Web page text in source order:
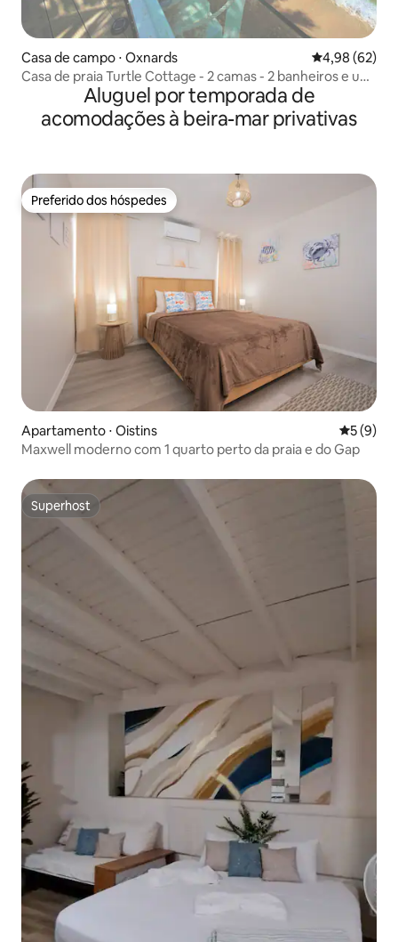
Casa de campo ⋅ Oxnards 4,98 de uma
4,98 (62)
Casa de praia Turtle Cottage - 2 camas - 2 banheiros e um
Aluguel por temporada de
acomodações à beira-mar privativas
Preferido dos hóspedes
Preferido dos hóspedes
Apartamento ⋅ Oistins 5 de
5 (9)
Maxwell moderno com 1 quarto perto da praia e do Gap
Superhost
Superhost